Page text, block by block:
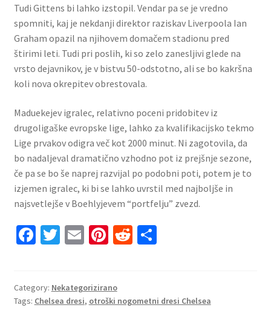
Tudi Gittens bi lahko izstopil. Vendar pa se je vredno
spomniti, kaj je nekdanji direktor raziskav Liverpoola Ian
Graham opazil na njihovem domačem stadionu pred
štirimi leti. Tudi pri poslih, ki so zelo zanesljivi glede na
vrsto dejavnikov, je v bistvu 50-odstotno, ali se bo kakršna
koli nova okrepitev obrestovala.
Maduekejev igralec, relativno poceni pridobitev iz
drugoligaške evropske lige, lahko za kvalifikacijsko tekmo
Lige prvakov odigra več kot 2000 minut. Ni zagotovila, da
bo nadaljeval dramatično vzhodno pot iz prejšnje sezone,
če pa se bo še naprej razvijal po podobni poti, potem je to
izjemen igralec, ki bi se lahko uvrstil med najboljše in
najsvetlejše v Boehlyjevem “portfelju” zvezd.
Fa
o
o
T
er
E
l
Pi
es
t
R
t
S
e
Category: Nekategorizirano
Tags: Chelsea dresi, otroški nogometni dresi Chelsea